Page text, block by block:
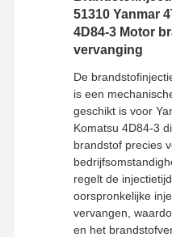
51310 Yanmar
4D84-3 Motor
vervanging
De
is een
geschikt is voor
Komatsu 4D84-3
brandstof precies
regelt de
oorspronkelijke
vervangen,
en het